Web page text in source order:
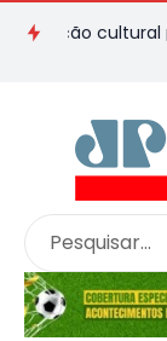
cultural para o